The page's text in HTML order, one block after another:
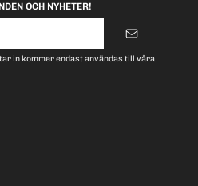
OCH NYHETER!
in kommer endast användas till våra